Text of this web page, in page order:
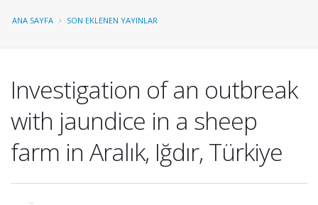
ANA SAYFA SON EKLENEN YAYINLAR
Investigation of an outbreak
with jaundice in a sheep
farm in Aralık, Iğdır, Türkiye